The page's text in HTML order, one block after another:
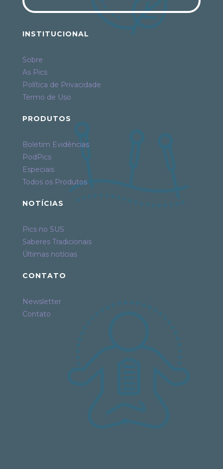
INSTITUCIONAL
Sobre
As Pics
Política de Privacidade
Termo de Uso
PRODUTOS
Boletim Evidências
PodPics
Especiais
Todos os Produtos
NOTÍCIAS
Pics no SUS
Saberes Tradicionais
Últimas notícias
CONTATO
Newsletter
Contato